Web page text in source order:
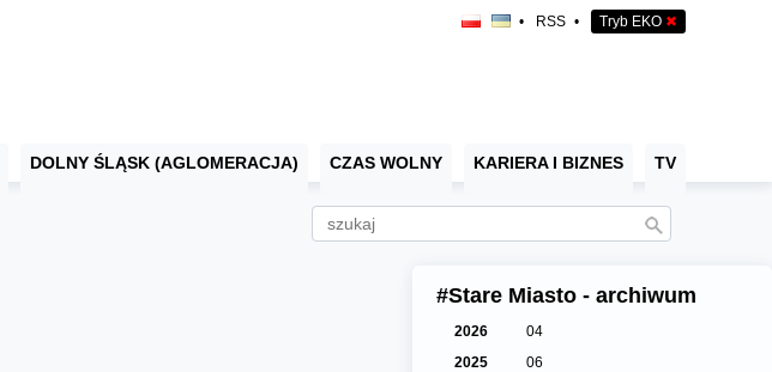
• RSS • Tryb EKO ✖
DOLNY ŚLĄSK (AGLOMERACJA) CZAS WOLNY KARIERA I BIZNES TV
#Stare Miasto - archiwum
2026
04
2025
06